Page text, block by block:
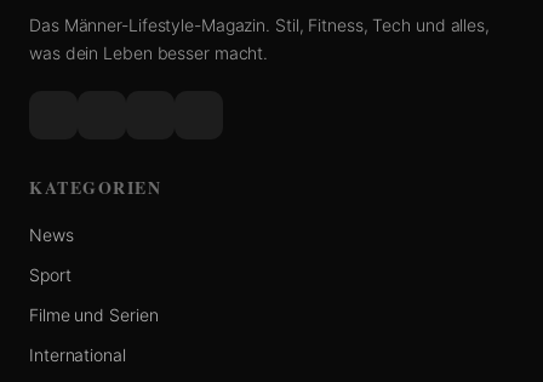
Das Männer-Lifestyle-Magazin. Stil, Fitness, Tech und alles,
was dein Leben besser macht.
KATEGORIEN
News
Sport
Filme und Serien
International